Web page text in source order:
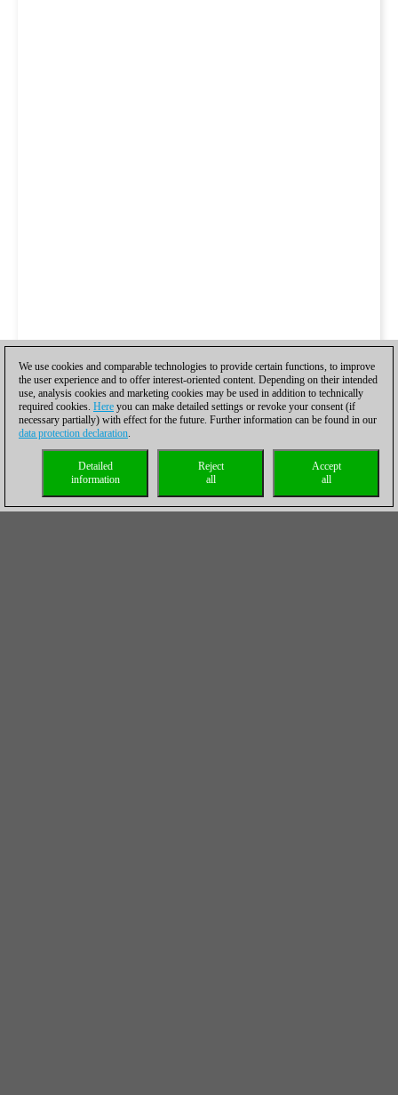
We use cookies and comparable technologies to provide certain functions, to improve
the user experience and to offer interest-oriented content. Depending on their intended
use, analysis cookies and marketing cookies may be used in addition to technically
required cookies. Here you can make detailed settings or revoke your consent (if
necessary partially) with effect for the future. Further information can be found in our
data protection declaration.
Accept
all
Reject
all
Detailed
information